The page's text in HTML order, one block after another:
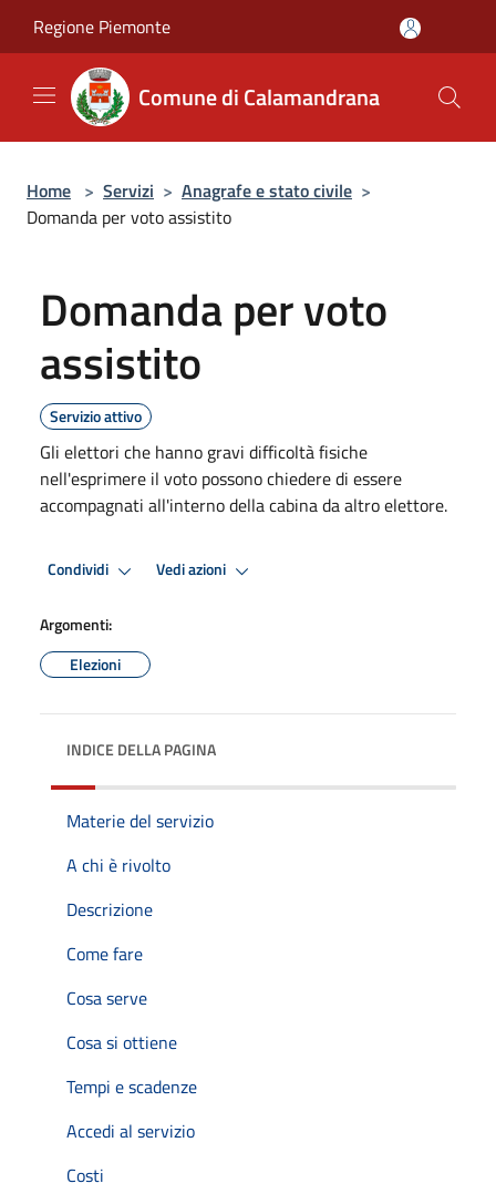
Regione Piemonte
Comune di Calamandrana
Home > Servizi > Anagrafe e stato civile >
Domanda per voto assistito
Domanda per voto
assistito
Servizio attivo
Gli elettori che hanno gravi difficoltà fisiche
nell'esprimere il voto possono chiedere di essere
accompagnati all'interno della cabina da altro elettore.
Condividi Vedi azioni
Argomenti:
Elezioni
INDICE DELLA PAGINA
Materie del servizio
A chi è rivolto
Descrizione
Come fare
Cosa serve
Cosa si ottiene
Tempi e scadenze
Accedi al servizio
Costi